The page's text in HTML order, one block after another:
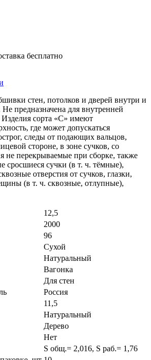
бесплатно
стен, потолков и дверей внутри и
предназначена для внутренней
Изделия сорта «С» имеют
где может допускаться
следы от подающих вальцов,
стороне, в зоне сучков, со
не перекрываемые при сборке, также
сросшиеся сучки (в т. ч. тёмные),
отверстия от сучков, глазки,
(в т. ч. сквозные, отлупные),
12,5
2000
96
Сухой
Натуральный
Вагонка
Для стен
Россия
11,5
Натуральный
Дерево
Нет
S общ.= 2,016, S раб.= 1,76